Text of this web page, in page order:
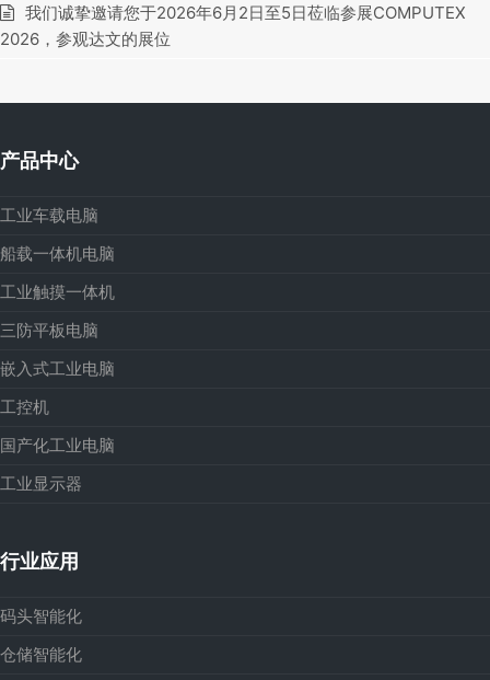
我们诚挚邀请您于2026年6月2日至5日莅临参展COMPUTEX
2026，参观达文的展位
产品中心
工业车载电脑
船载一体机电脑
工业触摸一体机
三防平板电脑
嵌入式工业电脑
工控机
国产化工业电脑
工业显示器
行业应用
码头智能化
仓储智能化